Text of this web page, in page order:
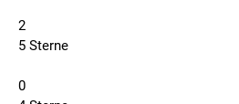
2
5 Sterne
0